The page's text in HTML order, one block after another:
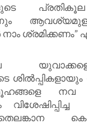
നവ